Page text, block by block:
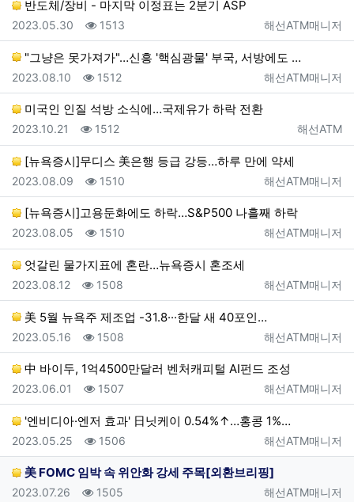
반도체/장비 - 마지막 이정표는 2분기 ASP
등록자
해선ATM매니저
등록일
2023.05.30 조회
1513
"그냥은 못가져가"…신흥 '핵심광물' 부국, 서방에도 …
등록자
해선ATM매니저
등록일
2023.08.10 조회
1512
미국인 인질 석방 소식에…국제유가 하락 전환
등록자
해선ATM
등록일
2023.10.21 조회
1512
[뉴욕증시]무디스 美은행 등급 강등…하루 만에 약세
등록자
해선ATM매니저
등록일
2023.08.09 조회
1510
[뉴욕증시]고용둔화에도 하락…S&P500 나흘째 하락
등록자
해선ATM매니저
등록일
2023.08.05 조회
1510
엇갈린 물가지표에 혼란…뉴욕증시 혼조세
등록자
해선ATM매니저
등록일
2023.08.12 조회
1508
美 5월 뉴욕주 제조업 -31.8···한달 새 40포인…
등록자
해선ATM매니저
등록일
2023.05.16 조회
1508
中 바이두, 1억4500만달러 벤처캐피털 AI펀드 조성
등록자
해선ATM매니저
등록일
2023.06.01 조회
1507
'엔비디아·엔저 효과' 日닛케이 0.54%↑…홍콩 1%…
등록자
해선ATM매니저
등록일
2023.05.25 조회
1506
美 FOMC 임박 속 위안화 강세 주목[외환브리핑]
등록자
해선ATM매니저
등록일
2023.07.26 조회
1505